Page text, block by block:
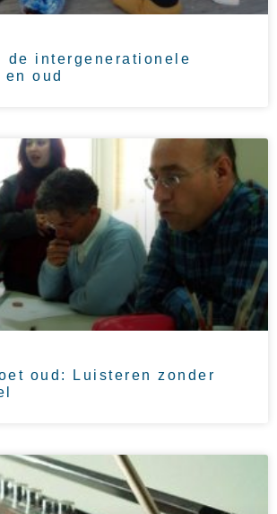
de intergenerationele
en oud
oud: Luisteren zonder